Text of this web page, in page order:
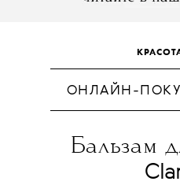
ОНЛАЙН-
Бальзам